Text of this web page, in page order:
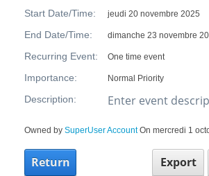
Start Date/Time: jeudi 20 novembre 2025
End Date/Time: dimanche 23 novembre
Recurring Event: One time event
Importance: Normal Priority
Description: Enter event
Owned by SuperUser AccountOn mercredi 1
Return Export